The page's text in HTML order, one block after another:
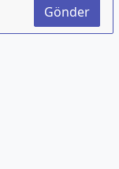
Gönder